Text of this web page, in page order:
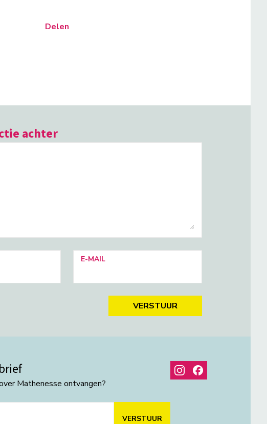
Delen
achter
E-MAIL
VERSTUUR
Mathenesse ontvangen?
VERSTUUR